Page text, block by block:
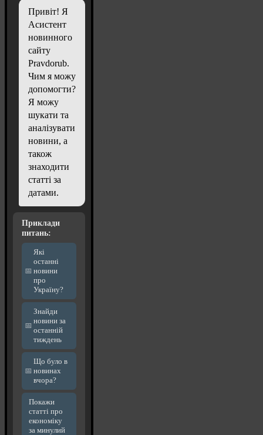
Привіт! Я
Асистент
новинного
сайту
Pravdorub.
Чим я можу
допомогти?
Я можу
шукати та
аналізувати
новини, а
також
знаходити
статті за
датами.
Приклади
питань:
Які
останні
новини
про
Україну?
Знайди
новини за
останній
тиждень
Що було в
новинах
вчора?
Покажи
статті про
економіку
за минулий